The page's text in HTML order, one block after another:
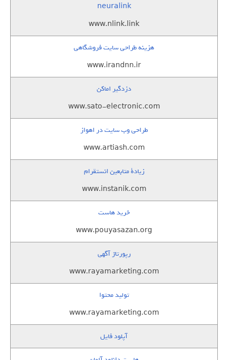
neuralink
www.nlink.link
هزینه طراحی سایت فروشگاهی
www.irandnn.ir
دزدگیر اماکن
www.sato-electronic.com
طراحی وب سایت در اهواز
www.artiash.com
زيادة متابعين انستقرام
www.instanik.com
خرید هاست
www.pouyasazan.org
رپورتاژ آگهی
www.rayamarketing.com
تولید محتوا
www.rayamarketing.com
آپلود فایل